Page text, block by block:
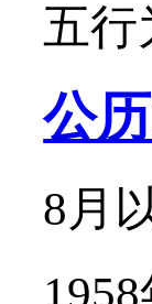
五行
公
8月